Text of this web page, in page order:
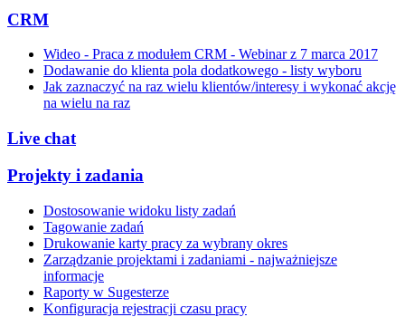
CRM
Wideo - Praca z modułem CRM - Webinar z 7 marca 2017
Dodawanie do klienta pola dodatkowego - listy wyboru
Jak zaznaczyć na raz wielu klientów/interesy i wykonać akcję
na wielu na raz
Live chat
Projekty i zadania
Dostosowanie widoku listy zadań
Tagowanie zadań
Drukowanie karty pracy za wybrany okres
Zarządzanie projektami i zadaniami - najważniejsze
informacje
Raporty w Sugesterze
Konfiguracja rejestracji czasu pracy